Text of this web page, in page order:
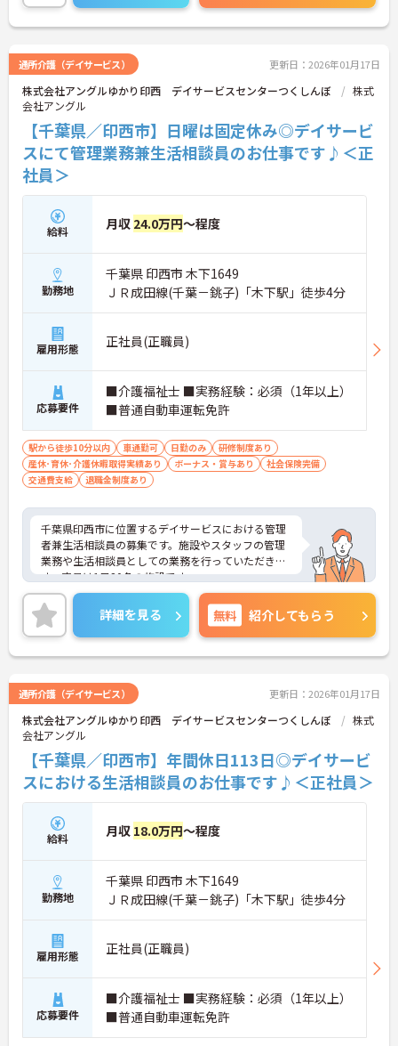
通所介護（デイサービス） 更新日：2026年01月17日
株式会社アングルゆかり印西 デイサービスセンターつくしんぼ
株式
会社アングル
【千葉県／印西市】日曜は固定休み◎デイサービ
スにて管理業務兼生活相談員のお仕事です♪＜正
社員＞
給料 月収 24.0万円～程度
勤務地
千葉県 印西市 木下1649
ＪＲ成田線(千葉－銚子)「木下駅」徒歩4分
雇用形態 正社員(正職員)
応募要件
■介護福祉士 ■実務経験：必須（1年以上）
■普通自動車運転免許
駅から徒歩10分以内 車通勤可 日勤のみ
研修制度あり
産休･育休･介護休暇取得実績あり
ボーナス・賞与あり
社会保険完備
交通費支給
退職金制度あり
千葉県印西市に位置するデイサービスにおける管理
者兼生活相談員の募集です。施設やスタッフの管理
業務や生活相談員としての業務を行っていただきま
す。定員は1日20名の施設です。
研修制度があり、働きながらスキルアップが目指せ
ます。また、日曜はお休みなので、プライベートと
のメリハリのある働き方が可能です。
ご興味のある方には、面接対策ポイントなど、さら
に詳細をお話しいたしますのでお気軽にご相談くだ
詳細を見る 無料 紹介してもらう
通所介護（デイサービス） 更新日：2026年01月17日
株式会社アングルゆかり印西 デイサービスセンターつくしんぼ
株式
会社アングル
【千葉県／印西市】年間休日113日◎デイサービ
スにおける生活相談員のお仕事です♪＜正社員＞
給料 月収 18.0万円～程度
勤務地
千葉県 印西市 木下1649
ＪＲ成田線(千葉－銚子)「木下駅」徒歩4分
雇用形態 正社員(正職員)
応募要件
■介護福祉士 ■実務経験：必須（1年以上）
■普通自動車運転免許